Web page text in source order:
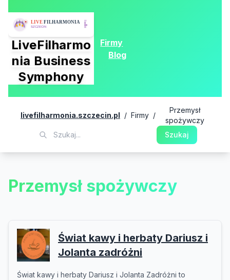
LiveFilharmo
nia Business
Symphony
Firmy
Blog
livefilharmonia.szczecin.pl / Firmy /
Przemysł
spożywczy
Szukaj
Przemysł spożywczy
Świat kawy i herbaty Dariusz i
Jolanta zadróżni
Świat kawy i herbaty Dariusz i Jolanta Zadróżni to